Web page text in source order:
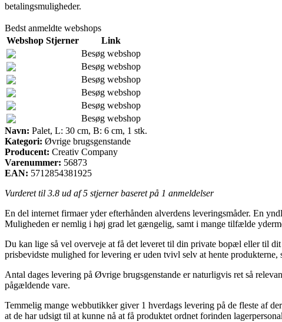
betalingsmuligheder.
Bedst anmeldte webshops
Webshop Stjerner
Link
Besøg webshop
Besøg webshop
Besøg webshop
Besøg webshop
Besøg webshop
Besøg webshop
Navn: Palet, L: 30 cm, B: 6 cm, 1 stk.
Kategori: Øvrige brugsgenstande
Producent: Creativ Company
Varenummer: 56873
EAN: 5712854381925
Vurderet til 3.8 ud af 5 stjerner baseret på 1 anmeldelser
En del internet firmaer yder efterhånden alverdens leveringsmåder. En
Muligheden er nemlig i høj grad let gængelig, samt i mange tilfælde
Du kan lige så vel overveje at få det leveret til din private bopæl eller til
prisbevidste mulighed for levering er uden tvivl selv at hente
Antal dages levering på Øvrige brugsgenstande er naturligvis ret så
pågældende vare.
Temmelig mange webbutikker giver 1 hverdags levering på de fleste af
at de har udsigt til at kunne nå at få produktet ordnet forinden